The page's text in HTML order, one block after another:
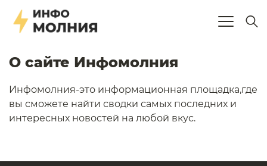
О сайте Инфомолния
Перейти
к
содержанию
Инфомолния-это информационная площадка,где
вы сможете найти сводки самых последних и
интересных новостей на любой вкус.